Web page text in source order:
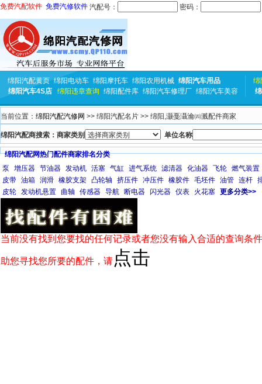
免费汽配软件 免费汽修软件 汽配号： 密码：
绵阳汽配黄页 绵阳电动车 绵阳摩托车 绵阳农用机械 绵阳汽车用品
绵阳汽车4S店
绵阳违章查询 绵阳配件库 绵阳汽车修理厂 绵阳汽车美容
绵
当前位置： 绵阳汽配汽修网 >> 绵阳汽配名片 >> 绵阳,灏戞灄瀹㈣溅配件商家
绵阳汽配商搜索：商家类别 单位名称
绵阳汽配网热门配件商家排名分类
泵
增压器 节油器 发动机 活塞 气缸 进气系统 滤清器 化油器 飞轮 燃气装置
皮带 油箱 润滑 橡胶支架 凸轮轴 挤压件 冲压件 橡胶件 毛坯件 油管 连杆
皮轮 发动机悬置 曲轴 传感器 导航 断电器 闪光器 仪表 火花塞 更多分类>>
当前没有找到您要找的任何记录或者您没有输入合适的查询条
助您寻找您所要的配件，请 点击